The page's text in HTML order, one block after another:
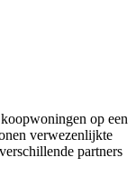
op een
verwezenlijkte
partners